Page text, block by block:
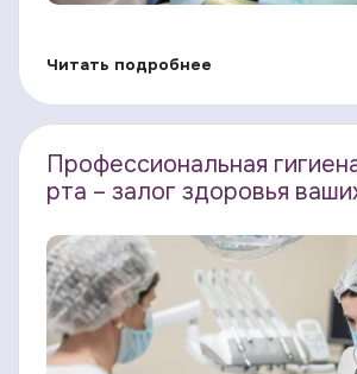
Читать подробнее
Профессиональная
рта – залог здоровья